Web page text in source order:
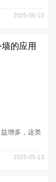
2025-06-10
的应用
增多，这类
2025-05-13